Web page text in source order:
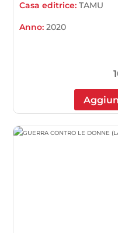
Casa editrice:TAMU
Anno:2020